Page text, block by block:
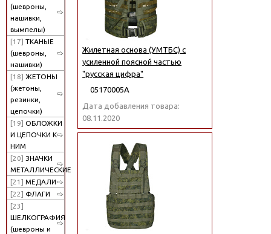
(шевроны,
нашивки,
вымпелы)
[17] ТКАНЫЕ
(шевроны,
нашивки)
[18] ЖЕТОНЫ
(жетоны,
резинки,
цепочки)
[19] ОБЛОЖКИ
И ЦЕПОЧКИ К
НИМ
[20] ЗНАЧКИ
МЕТАЛЛИЧЕСКИЕ
[21] МЕДАЛИ
[22] ФЛАГИ
[23]
ШЕЛКОГРАФИЯ
(шевроны и
Жилетная основа (УМТБС) с
усиленной поясной частью
"русская цифра"
05170005А
Дата добавления товара:
08.11.2020